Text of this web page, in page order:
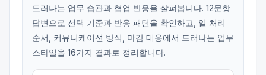
드러나는 업무 습관과 협업 반응을 살펴봅니다. 12문항
답변으로 선택 기준과 반응 패턴을 확인하고, 일 처리
순서, 커뮤니케이션 방식, 마감 대응에서 드러나는 업무
스타일을 16가지 결과로 정리합니다.